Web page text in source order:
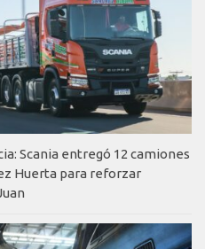
Scania entregó 12 camiones
Huerta para reforzar